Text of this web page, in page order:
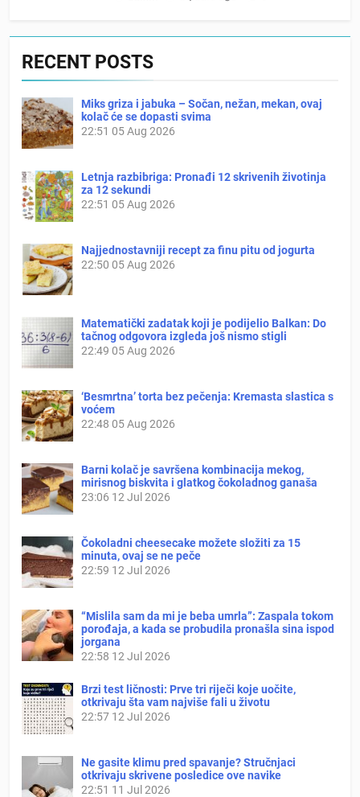
RECENT POSTS
Miks griza i jabuka – Sočan, nežan, mekan, ovaj
kolač će se dopasti svima
22:51 05 Aug 2026
Letnja razbibriga: Pronađi 12 skrivenih životinja
za 12 sekundi
22:51 05 Aug 2026
Najjednostavniji recept za finu pitu od jogurta
22:50 05 Aug 2026
Matematički zadatak koji je podijelio Balkan: Do
tačnog odgovora izgleda još nismo stigli
22:49 05 Aug 2026
‘Besmrtna’ torta bez pečenja: Kremasta slastica s
voćem
22:48 05 Aug 2026
Barni kolač je savršena kombinacija mekog,
mirisnog biskvita i glatkog čokoladnog ganaša
23:06 12 Jul 2026
Čokoladni cheesecake možete složiti za 15
minuta, ovaj se ne peče
22:59 12 Jul 2026
“Mislila sam da mi je beba umrla”: Zaspala tokom
porođaja, a kada se probudila pronašla sina ispod
jorgana
22:58 12 Jul 2026
Brzi test ličnosti: Prve tri riječi koje uočite,
otkrivaju šta vam najviše fali u životu
22:57 12 Jul 2026
Ne gasite klimu pred spavanje? Stručnjaci
otkrivaju skrivene posledice ove navike
22:51 11 Jul 2026